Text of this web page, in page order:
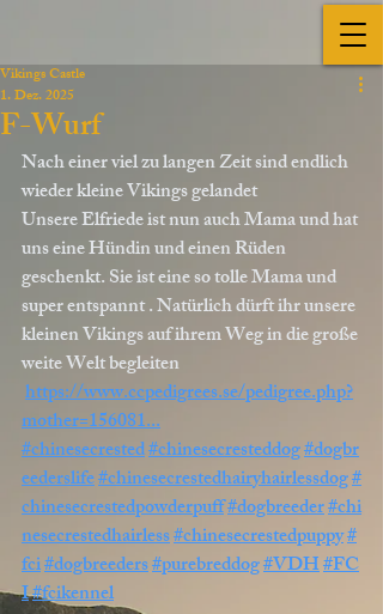
F-Wurf
Vikings Castle
1. Dez. 2025
Nach einer viel zu langen Zeit sind endlich
wieder kleine Vikings gelandet
Unsere Elfriede ist nun auch Mama und hat
uns eine Hündin und einen Rüden
geschenkt. Sie ist eine so tolle Mama und
super entspannt . Natürlich dürft ihr unsere
kleinen Vikings auf ihrem Weg in die große
weite Welt begleiten
https://www.ccpedigrees.se/pedigree.php?
mother=156081...
#chinesecrested#chinesecresteddog#dogbr
eederslife#chinesecrestedhairyhairlessdog#
chinesecrestedpowderpuff#dogbreeder#chi
nesecrestedhairless#chinesecrestedpuppy#
fci#dogbreeders#purebreddog#VDH#FC
I#fcikennel